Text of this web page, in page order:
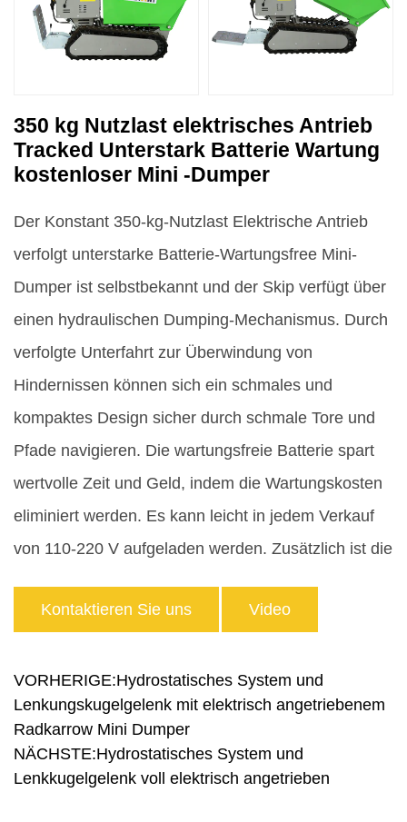
350 kg Nutzlast elektrisches Antrieb
Tracked Unterstark Batterie Wartung
kostenloser Mini -Dumper
Der Konstant 350-kg-Nutzlast Elektrische Antrieb
verfolgt unterstarke Batterie-Wartungsfree Mini-
Dumper ist selbstbekannt und der Skip verfügt über
einen hydraulischen Dumping-Mechanismus. Durch
verfolgte Unterfahrt zur Überwindung von
Hindernissen können sich ein schmales und
kompaktes Design sicher durch schmale Tore und
Pfade navigieren. Die wartungsfreie Batterie spart
wertvolle Zeit und Geld, indem die Wartungskosten
eliminiert werden. Es kann leicht in jedem Verkauf
von 110-220 V aufgeladen werden. Zusätzlich ist die
Zukunft der Elektromobilität mit dem Konstant
Kontaktieren Sie uns Video
VORHERIGE:Hydrostatisches System und
Lenkungskugelgelenk mit elektrisch angetriebenem
Radkarrow Mini Dumper
NÄCHSTE:Hydrostatisches System und
Lenkkugelgelenk voll elektrisch angetrieben